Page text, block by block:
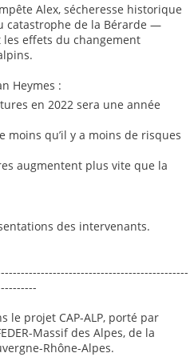
Alex, sécheresse historique
catastrophe de la Bérarde —
effets du changement
Heymes :
en 2022 sera une année
moins qu’il y a moins de risques
augmentent plus vite que la
des intervenants.
le projet CAP-ALP, porté par
Massif des Alpes, de la
Rhône-Alpes.